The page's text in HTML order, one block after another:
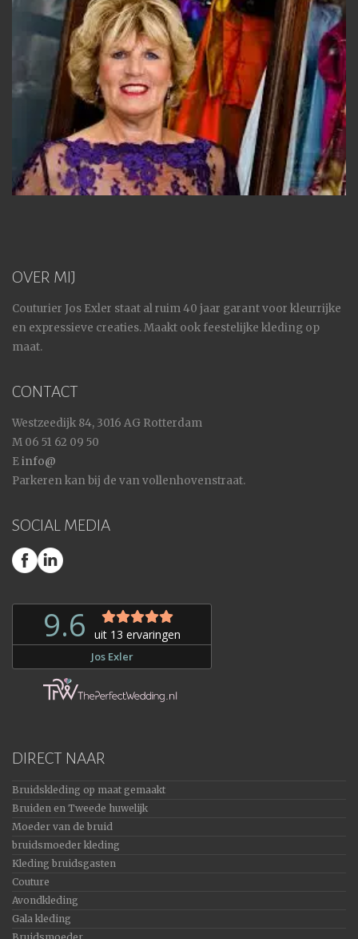
OVER MIJ
Couturier Jos Exler staat al ruim 40 jaar garant voor kleurrijke
en expressieve creaties. Maakt ook feestelijke kleding op
maat.
CONTACT
Westzeedijk 84, 3016 AG Rotterdam
M 06 51 62 09 50
Einfo@
Parkeren kan bij de van vollenhovenstraat.
SOCIAL MEDIA
DIRECT NAAR
Bruidskleding op maat gemaakt
Bruiden en Tweede huwelijk
Moeder van de bruid
bruidsmoeder kleding
Kleding bruidsgasten
Couture
Avondkleding
Gala kleding